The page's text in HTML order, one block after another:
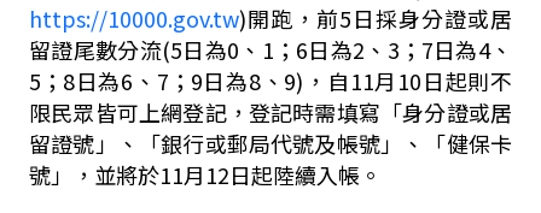
https://10000.gov.tw)開跑，前5日採身分證或居
留證尾數分流(5日為0、1；6日為2、3；7日為4、
5；8日為6、7；9日為8、9)，自11月10日起則不
限民眾皆可上網登記，登記時需填寫「身分證或居
留證號」、「銀行或郵局代號及帳號」、「健保卡
號」，並將於11月12日起陸續入帳。